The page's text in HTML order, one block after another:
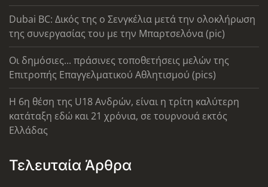
Dubai BC: Δικός της ο Σενγκέλια μετά την ολοκλήρωση
της συνεργασίας του με την Μπαρτσελόνα (pic)
Οι δημόσιες... πράσινες τοποθετήσεις μελών της
Επιτροπής Επαγγελματικού Αθλητισμού (pics)
Η 6η θέση της U18 Ανδρών, είναι η τρίτη καλύτερη
κατάταξη εδώ και 21 χρόνια, σε τουρνουά εκτός
Ελλάδας
Τελευταία Άρθρα